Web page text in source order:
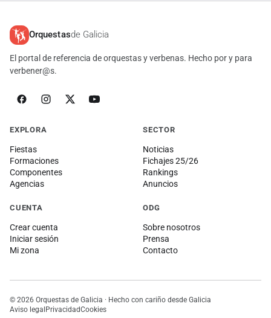
Orquestasde Galicia
El portal de referencia de orquestas y verbenas. Hecho por y para
verbener@s.
EXPLORA
Fiestas
Formaciones
Componentes
Agencias
SECTOR
Noticias
Fichajes 25/26
Rankings
Anuncios
CUENTA
Crear cuenta
Iniciar sesión
Mi zona
ODG
Sobre nosotros
Prensa
Contacto
© 2026 Orquestas de Galicia · Hecho con cariño desde Galicia
Aviso legalPrivacidadCookies